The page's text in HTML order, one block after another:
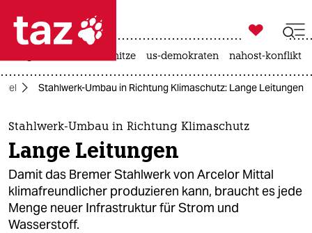
 taz zahl ich
taz zahl ich
themen
politik
öko
gesellschaft

taz zahl ich
hitze us-demokraten nahost-konflikt
Stahlwerk-Umbau in Richtung Klimaschutz: Lange Leitungen
Stahlwerk-Umbau in Richtung Klimaschutz
Lange Leitungen
Damit das Bremer Stahlwerk von Arcelor Mittal
klimafreundlicher produzieren kann, braucht es jede
Menge neuer Infrastruktur für Strom und
Wasserstoff.